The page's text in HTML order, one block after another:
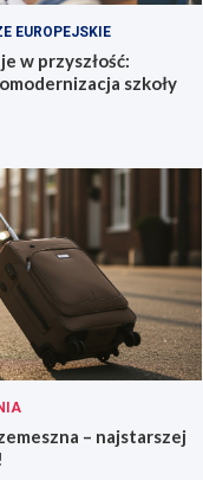
EUROPEJSKIE
w przyszłość:
szkoły
– najstarszej